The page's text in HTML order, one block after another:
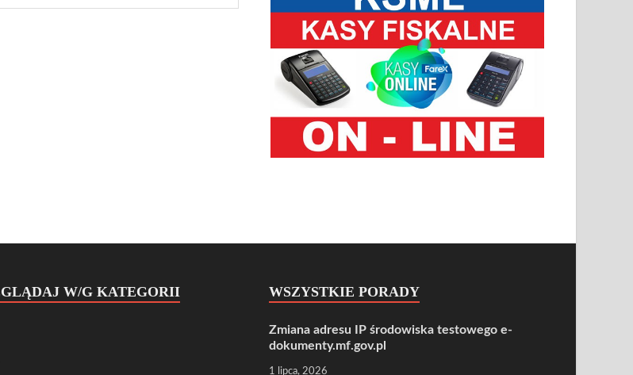
W/G KATEGORII WSZYSTKIE PORADY
Zmiana adresu IP środowiska testowego e-
dokumenty.mf.gov.pl
1 lipca, 2026